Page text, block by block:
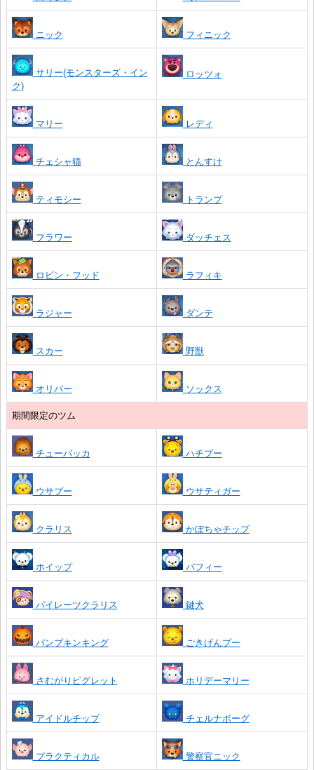
ニック フィニック
サリー(モンスターズ・イン
ク)
ロッツォ
マリー レディ
チェシャ猫 とんすけ
ティモシー トランプ
フラワー ダッチェス
ロビン・フッド ラフィキ
ラジャー ダンテ
スカー 野獣
オリバー ソックス
期間限定のツム
チューバッカ ハチプー
ウサプー ウサティガー
クラリス かぼちゃチップ
ホイップ パフィー
パイレーツクラリス 鍵犬
パンプキンキング ごきげんプー
さむがりピグレット ホリデーマリー
アイドルチップ チェルナボーグ
プラクティカル 警察官ニック